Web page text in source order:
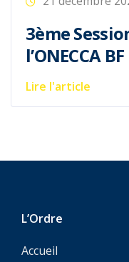
3ème
l’ONECCA BF
Lire l'article
L’Ordre
Accueil